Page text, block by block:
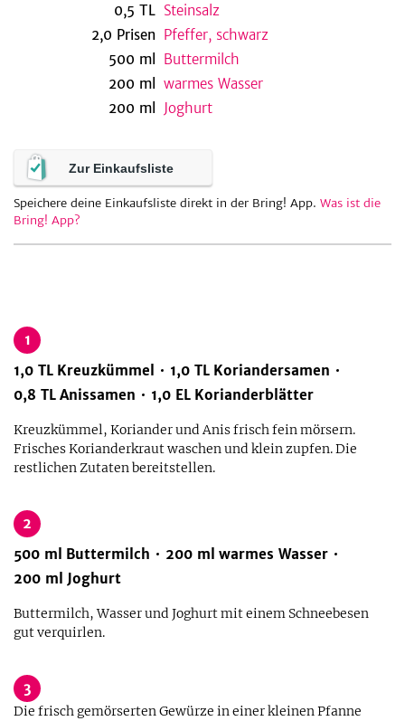
0,5 TL Steinsalz
2,0 Prisen Pfeffer, schwarz
500 ml
Buttermilch
200 ml
warmes Wasser
200 ml Joghurt
Zur Einkaufsliste
Speichere deine Einkaufsliste direkt in der Bring! App. Was ist die
Bring! App?
1
1,0 TL Kreuzkümmel 1,0 TL Koriandersamen
0,8 TL Anissamen 1,0 EL Korianderblätter
Kreuzkümmel, Koriander und Anis frisch fein mörsern.
Frisches Korianderkraut waschen und klein zupfen. Die
restlichen Zutaten bereitstellen.
2
500 ml Buttermilch 200 ml warmes Wasser
200 ml Joghurt
Buttermilch, Wasser und Joghurt mit einem Schneebesen
gut verquirlen.
3
Die frisch gemörserten Gewürze in einer kleinen Pfanne